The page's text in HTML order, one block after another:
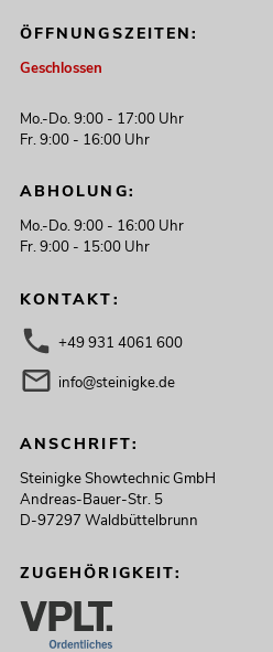
ÖFFNUNGSZEITEN:
Geschlossen
Mo.-Do. 9:00 - 17:00 Uhr
Fr. 9:00 - 16:00 Uhr
ABHOLUNG:
Mo.-Do. 9:00 - 16:00 Uhr
Fr. 9:00 - 15:00 Uhr
KONTAKT:
+49 931 4061 600
info@steinigke.de
ANSCHRIFT:
Steinigke Showtechnic GmbH
Andreas-Bauer-Str. 5
D-97297 Waldbüttelbrunn
ZUGEHÖRIGKEIT: